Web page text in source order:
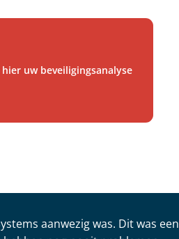
hier uw beveiligingsanalyse
aanwezig was. Dit was een